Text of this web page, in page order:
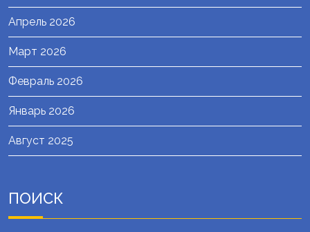
Апрель 2026
Март 2026
Февраль 2026
Январь 2026
Август 2025
ПОИСК